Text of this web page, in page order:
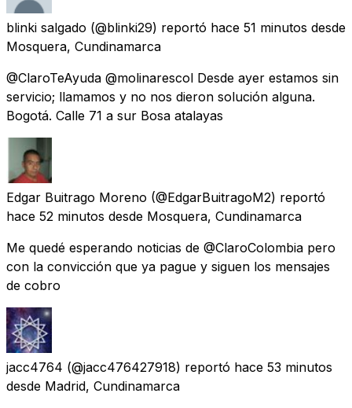
blinki salgado (@blinki29) reportó hace 51 minutos desde
Mosquera, Cundinamarca
@ClaroTeAyuda @molinarescol Desde ayer estamos sin
servicio; llamamos y no nos dieron solución alguna.
Bogotá. Calle 71 a sur Bosa atalayas
Edgar Buitrago Moreno (@EdgarBuitragoM2) reportó
hace 52 minutos desde Mosquera, Cundinamarca
Me quedé esperando noticias de @ClaroColombia pero
con la convicción que ya pague y siguen los mensajes
de cobro
jacc4764 (@jacc476427918) reportó hace 53 minutos
desde Madrid, Cundinamarca